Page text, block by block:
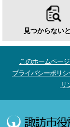
見つからない
このホームペー
プライバシーポリシ
リ